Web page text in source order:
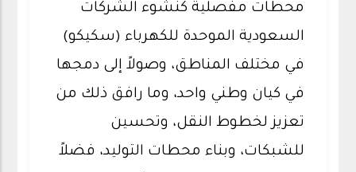
محطات مفصلية كنشوء الشركات
السعودية الموحدة للكهرباء (سكيكو)
في مختلف المناطق، وصولاً إلى دمجها
في كيان وطني واحد، وما رافق ذلك من
تعزيز لخطوط النقل، وتحسين
للشبكات، وبناء محطات التوليد، فضلاً